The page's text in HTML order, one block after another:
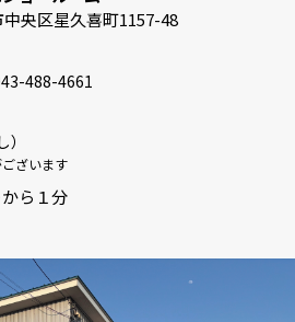
央区星久喜町1157-48
488-4661
ざいます
ら１分